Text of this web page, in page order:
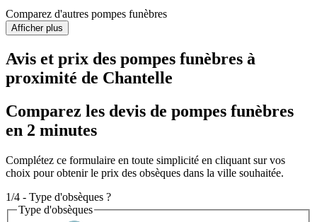
Comparez d'autres pompes funèbres
Afficher plus
Avis et prix des pompes funèbres à
proximité de Chantelle
Comparez les devis de pompes funèbres
en 2 minutes
Complétez ce formulaire en toute simplicité en cliquant sur vos
choix pour obtenir le prix des obsèques dans la ville souhaitée.
1/4 - Type d'obsèques ?
Type d'obsèques